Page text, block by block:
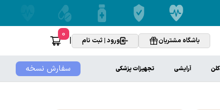
باشگاه مشتریان ورود | ثبت نام |
0
سفارش نسخه آرایشی تجهیزات پزشکی